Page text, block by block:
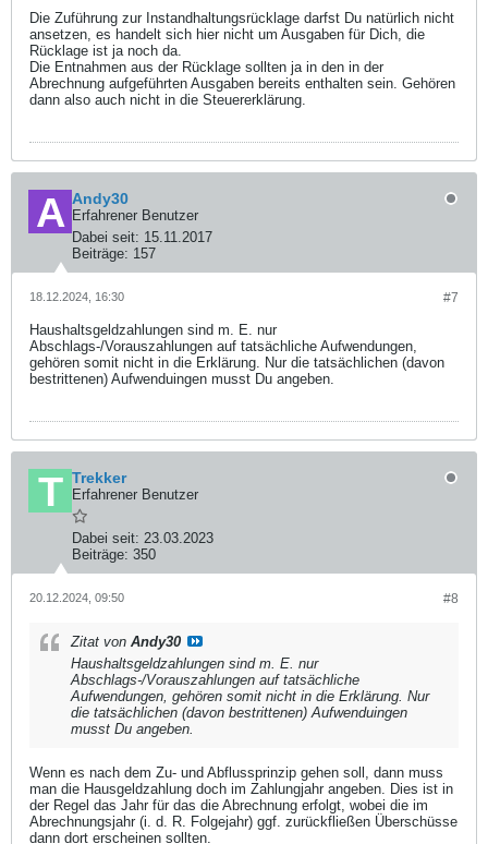
Die Zuführung zur Instandhaltungsrücklage darfst Du natürlich nicht
ansetzen, es handelt sich hier nicht um Ausgaben für Dich, die
Rücklage ist ja noch da.
Die Entnahmen aus der Rücklage sollten ja in den in der
Abrechnung aufgeführten Ausgaben bereits enthalten sein. Gehören
dann also auch nicht in die Steuererklärung.
Andy30
Erfahrener Benutzer
Dabei seit: 15.11.2017
Beiträge: 157
#7
18.12.2024, 16:30
Haushaltsgeldzahlungen sind m. E. nur
Abschlags-/Vorauszahlungen auf tatsächliche Aufwendungen,
gehören somit nicht in die Erklärung. Nur die tatsächlichen (davon
bestrittenen) Aufwenduingen musst Du angeben.
Trekker
Erfahrener Benutzer
Dabei seit: 23.03.2023
Beiträge: 350
#8
20.12.2024, 09:50
Zitat von Andy30
Haushaltsgeldzahlungen sind m. E. nur
Abschlags-/Vorauszahlungen auf tatsächliche
Aufwendungen, gehören somit nicht in die Erklärung. Nur
die tatsächlichen (davon bestrittenen) Aufwenduingen
musst Du angeben.
Wenn es nach dem Zu- und Abflussprinzip gehen soll, dann muss
man die Hausgeldzahlung doch im Zahlungjahr angeben. Dies ist in
der Regel das Jahr für das die Abrechnung erfolgt, wobei die im
Abrechnungsjahr (i. d. R. Folgejahr) ggf. zurückfließen Überschüsse
dann dort erscheinen sollten.